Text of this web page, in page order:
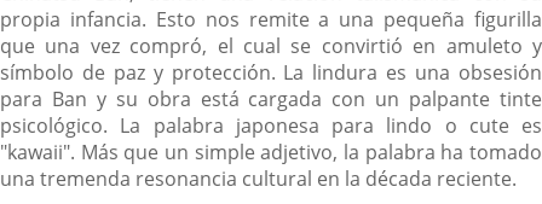
propia infancia. Esto nos remite a una pequeña figurilla
que una vez compró, el cual se convirtió en amuleto y
símbolo de paz y protección. La lindura es una obsesión
para Ban y su obra está cargada con un palpante tinte
psicológico. La palabra japonesa para lindo o cute es
"kawaii". Más que un simple adjetivo, la palabra ha tomado
una tremenda resonancia cultural en la década reciente.